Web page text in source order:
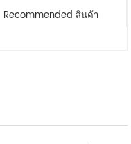
Recommended สินค้า